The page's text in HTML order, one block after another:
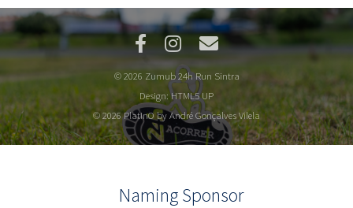
© 2026 Zumub 24h Run Sintra
Design:HTML5 UP
© 2026 PlatInO by André Gonçalves Vilela
Naming Sponsor